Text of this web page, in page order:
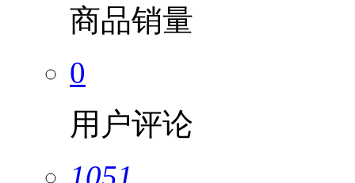
商品销量
0
用户评论
1051